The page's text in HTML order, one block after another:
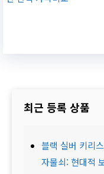
최근 등록 상품
블랙 실버 키리
자물쇠: 현대적